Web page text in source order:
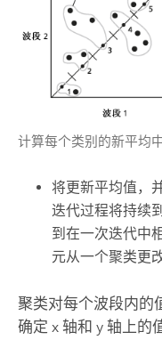
计算每个类别的新平均中
将更新平均值，
迭代过程将持续
到在一次迭代中
元从一个聚类更
聚类对每个波段内的
确定 x 轴和 y 轴上的